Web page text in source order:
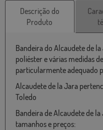
Descrição do
Produto
Bandeira do Alcaudete de
poliéster e várias medidas
particularmente adequado
Alcaudete de la Jara
Toledo
Bandeira de Alcaudete de
tamanhos e preços: